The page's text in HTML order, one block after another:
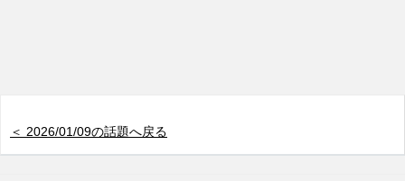
＜ 2026/01/09の話題へ戻る